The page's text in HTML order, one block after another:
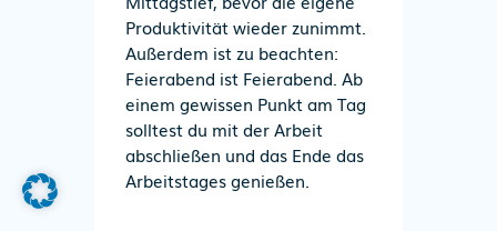
Produktivität wieder zunimmt.
Außerdem ist zu beachten:
Feierabend ist Feierabend. Ab
einem gewissen Punkt am Tag
solltest du mit der Arbeit
abschließen und das Ende das
Arbeitstages genießen.